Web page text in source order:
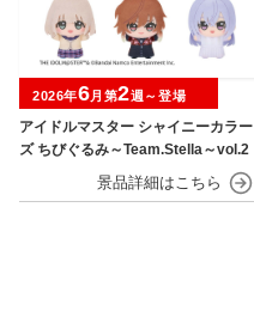
アイドルマスター シャイニーカラー
ズ ちびぐるみ～Team.Stella～vol.2
2026年6月第2週～登場